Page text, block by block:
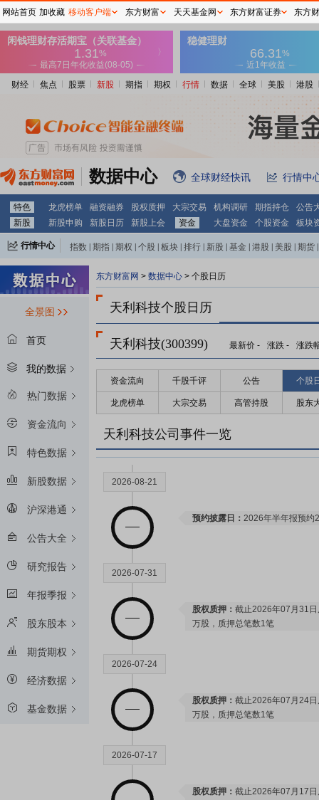
财经 焦点 股票 新股 期指 期权 行情 数据 全球 美股 港股
数据中心 全球财经快讯 行情中
特色 龙虎榜单 融资融券 股权质押 大宗交易 机构调研 期指持仓
公告
新股
新股申购 新股日历 新股上会 资金 大盘资金 个股资金 板块
行情中心 指数 期指 期权 个股 板块 排行 新股 基金 港股 美股 期货
全景图
首页
我的数据
热门数据
资金流向
特色数据
新股数据
沪深港通
公告大全
研究报告
年报季报
股东股本
期货期权
经济数据
基金数据
东方财富网 > 数据中心 > 个股日历
天利科技个股日历
天利科技(300399) 最新价 - 涨跌 - 涨跌
资金流向 千股千评 公告 个股
龙虎榜单 大宗交易 高管持股 股东
天利科技公司事件一览
2026-08-21
预约披露日： 2026年半年报预约
2026-07-31
股权质押： 截止2026年07月31
万股，质押总笔数1笔
2026-07-24
股权质押： 截止2026年07月24
万股，质押总笔数1笔
2026-07-17
股权质押： 截止2026年07月17
网站首页 加收藏 移动客户端 东方财富 天天基金网 东方财富证券 东方